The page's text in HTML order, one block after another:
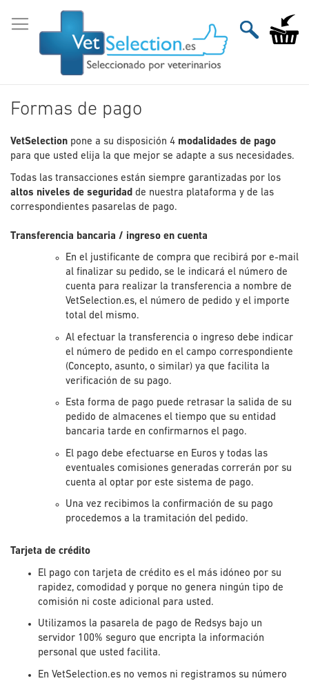
al
contenido
Mi
Formas de pago
VetSelection pone a su disposición 4 modalidades de pago
para que usted elija la que mejor se adapte a sus necesidades.
Todas las transacciones están siempre garantizadas por los
altos niveles de seguridad de nuestra plataforma y de las
correspondientes pasarelas de pago.
Transferencia bancaria / ingreso en cuenta
En el justificante de compra que recibirá por e-mail
al finalizar su pedido, se le indicará el número de
cuenta para realizar la transferencia a nombre de
VetSelection.es, el número de pedido y el importe
total del mismo.
Al efectuar la transferencia o ingreso debe indicar
el número de pedido en el campo correspondiente
(Concepto, asunto, o similar) ya que facilita la
verificación de su pago.
Esta forma de pago puede retrasar la salida de su
pedido de almacenes el tiempo que su entidad
bancaria tarde en confirmarnos el pago.
El pago debe efectuarse en Euros y todas las
eventuales comisiones generadas correrán por su
cuenta al optar por este sistema de pago.
Una vez recibimos la confirmación de su pago
procedemos a la tramitación del pedido.
Tarjeta de crédito
El pago con tarjeta de crédito es el más idóneo por su
rapidez, comodidad y porque no genera ningún tipo de
comisión ni coste adicional para usted.
Utilizamos la pasarela de pago de Redsys bajo un
servidor 100% seguro que encripta la información
personal que usted facilita.
En VetSelection.es no vemos ni registramos su número